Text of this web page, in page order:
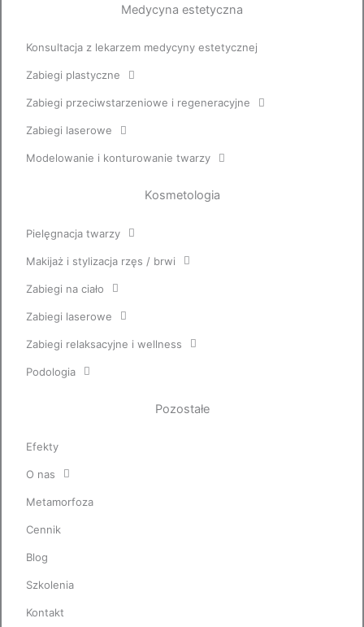
Medycyna estetyczna
Konsultacja z lekarzem medycyny estetycznej
Zabiegi plastyczne
Zabiegi przeciwstarzeniowe i regeneracyjne
Zabiegi laserowe
Modelowanie i konturowanie twarzy
Kosmetologia
Pielęgnacja twarzy
Makijaż i stylizacja rzęs / brwi
Zabiegi na ciało
Zabiegi laserowe
Zabiegi relaksacyjne i wellness
Podologia
Pozostałe
Efekty
O nas
Metamorfoza
Cennik
Blog
Szkolenia
Kontakt